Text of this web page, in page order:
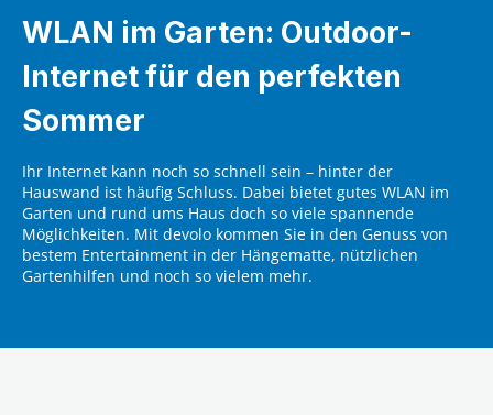
WLAN im Garten: Outdoor-
Internet für den perfekten
Sommer
Ihr Internet kann noch so schnell sein – hinter der
Hauswand ist häufig Schluss. Dabei bietet gutes WLAN im
Garten und rund ums Haus doch so viele spannende
Möglichkeiten. Mit devolo kommen Sie in den Genuss von
bestem Entertainment in der Hängematte, nützlichen
Gartenhilfen und noch so vielem mehr.